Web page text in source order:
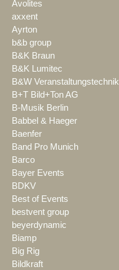
Avolites
axxent
Ayrton
b&b group
B&K Braun
B&K Lumitec
B&W Veranstaltungstechnik
B+T Bild+Ton AG
B-Musik Berlin
Babbel & Haeger
Baenfer
Band Pro Munich
Barco
Bayer Events
BDKV
Best of Events
bestvent group
beyerdynamic
Biamp
Big Rig
Bildkraft